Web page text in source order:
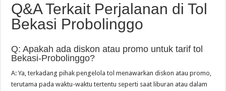
Q&A Terkait Perjalanan di Tol
Bekasi Probolinggo
Q: Apakah ada diskon atau promo untuk tarif tol
Bekasi-Probolinggo?
A: Ya, terkadang pihak pengelola tol menawarkan diskon atau promo,
terutama pada waktu-waktu tertentu seperti saat liburan atau dalam